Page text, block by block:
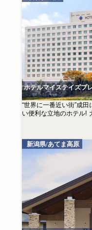
ホテルマイステイズプ
“世界に一番近い街”成
い便利な立地のホテル!
新潟県/あてま高原